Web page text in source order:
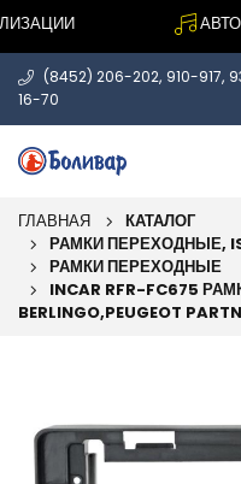
(8452) 206-202, 910-917,
16-70
ГЛАВНАЯ
КАТАЛОГ
РАМКИ ПЕРЕХОДНЫЕ,
РАМКИ ПЕРЕХОДНЫЕ
INCAR RFR-FC675
BERLINGO,PEUGEOT